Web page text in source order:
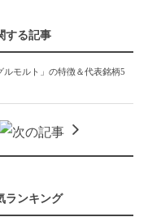
する記事
モルト」の特徴＆代表銘柄5
ランキング